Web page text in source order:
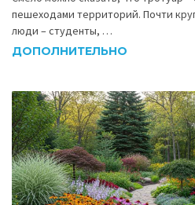
пешеходами территорий. Почти
люди – студенты, …
ДОПОЛНИТЕЛЬНО